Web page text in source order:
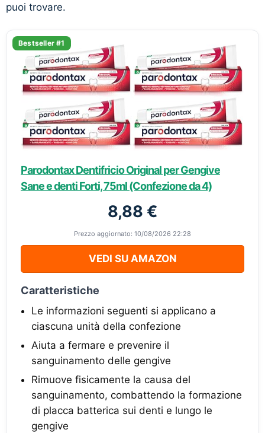
puoi trovare.
Bestseller #1
Parodontax Dentifricio Original per Gengive
Sane e denti Forti, 75ml (Confezione da 4)
8,88 €
Prezzo aggiornato: 10/08/2026 22:28
VEDI SU AMAZON
Caratteristiche
Le informazioni seguenti si applicano a
ciascuna unità della confezione
Aiuta a fermare e prevenire il
sanguinamento delle gengive
Rimuove fisicamente la causa del
sanguinamento, combattendo la formazione
di placca batterica sui denti e lungo le
gengive